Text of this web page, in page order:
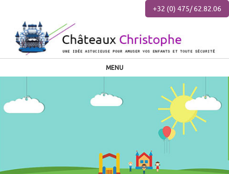
+32 (0) 475/ 62.82.06
MENU